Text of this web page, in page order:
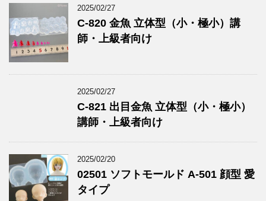
2025/02/27
C-820 金魚 立体型（小・極小）講
師・上級者向け
2025/02/27
C-821 出目金魚 立体型（小・極小）
講師・上級者向け
2025/02/20
02501 ソフトモールド A-501 顔型 愛
タイプ